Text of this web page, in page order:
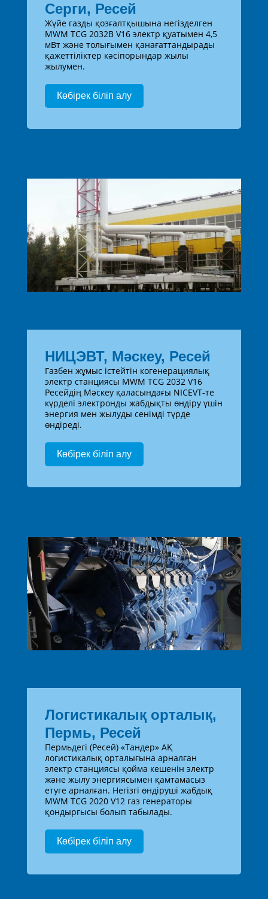
Серги, Ресей
Жүйе газды қозғалтқышына негізделген
MWM TCG 2032B V16 электр қуатымен 4,5
мВт және толығымен қанағаттандырады
қажеттіліктер кәсіпорындар жылы
жылумен.
Көбірек біліп алу
НИЦЭВТ, Мәскеу, Ресей
Газбен жұмыс істейтін когенерациялық
электр станциясы MWM TCG 2032 V16
Ресейдің Мәскеу қаласындағы NICEVT-те
күрделі электронды жабдықты өндіру үшін
энергия мен жылуды сенімді түрде
өндіреді.
Көбірек біліп алу
Логистикалық орталық,
Пермь, Ресей
Пермьдегі (Ресей) «Тандер» АҚ
логистикалық орталығына арналған
электр станциясы қойма кешенін электр
және жылу энергиясымен қамтамасыз
етуге арналған. Негізгі өндіруші жабдық
MWM TCG 2020 V12 газ генераторы
қондырғысы болып табылады.
Көбірек біліп алу